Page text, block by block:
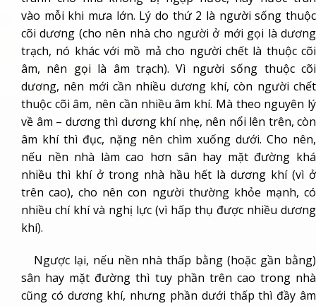
vào mỗi khi mưa lớn. Lý do thứ 2 là người sống thuộc
cõi dương (cho nên nhà cho người ở mới gọi là dương
trạch, nó khác với mồ mả cho người chết là thuộc cõi
âm, nên gọi là âm trạch). Vì người sống thuộc cõi
dương, nên mới cần nhiều dương khí, còn người chết
thuộc cõi âm, nên cần nhiều âm khí. Mà theo nguyên lý
về âm – dương thì dương khí nhẹ, nên nổi lên trên, còn
âm khí thì đục, nặng nên chìm xuống dưới. Cho nên,
nếu nền nhà làm cao hơn sân hay mặt đường khá
nhiều thì khí ở trong nhà hầu hết là dương khí (vì ở
trên cao), cho nên con người thường khỏe mạnh, có
nhiều chí khí và nghị lực (vì hấp thụ được nhiều dương
khí).
Ngược lại, nếu nền nhà thấp bằng (hoặc gần bằng)
sân hay mặt đường thì tuy phần trên cao trong nhà
cũng có dương khí, nhưng phần dưới thấp thì đầy âm